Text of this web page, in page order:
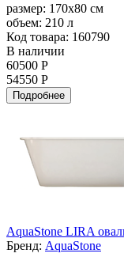
размер: 170x80 см
объем: 210 л
Код товара: 160790
В наличии
60500 Р
54550 Р
Подробнее
AquaStone LIRA
Бренд: AquaStone